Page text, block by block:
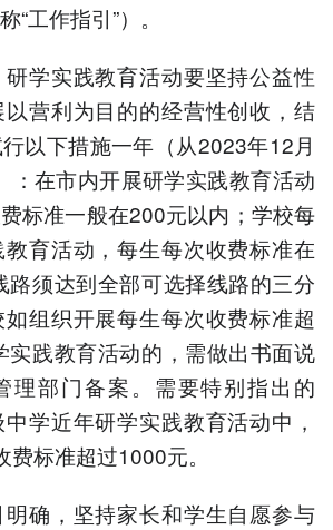
“工作指引”）。
学实践教育活动要坚持公益性
营利为目的的经营性创收，结
以下措施一年（从2023年12月
：在市内开展研学实践教育活动
标准一般在200元以内；学校每
育活动，每生每次收费标准在
路须达到全部可选择线路的三分
组织开展每生每次收费标准超
实践教育活动的，需做出书面说
理部门备案。需要特别指出的
学近年研学实践教育活动中，
标准超过1000元。
确，坚持家长和学生自愿参与